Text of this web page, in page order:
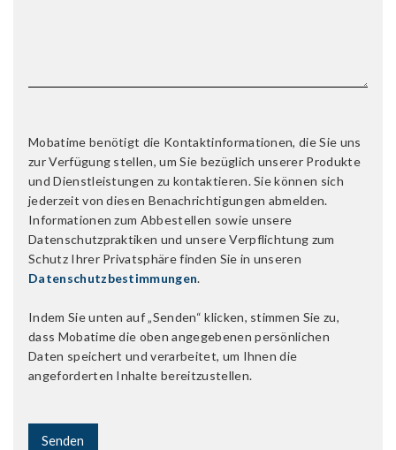
Mobatime benötigt die Kontaktinformationen, die Sie uns
zur Verfügung stellen, um Sie bezüglich unserer Produkte
und Dienstleistungen zu kontaktieren. Sie können sich
jederzeit von diesen Benachrichtigungen abmelden.
Informationen zum Abbestellen sowie unsere
Datenschutzpraktiken und unsere Verpflichtung zum
Schutz Ihrer Privatsphäre finden Sie in unseren
Datenschutzbestimmungen.
Indem Sie unten auf „Senden“ klicken, stimmen Sie zu,
dass Mobatime die oben angegebenen persönlichen
Daten speichert und verarbeitet, um Ihnen die
angeforderten Inhalte bereitzustellen.